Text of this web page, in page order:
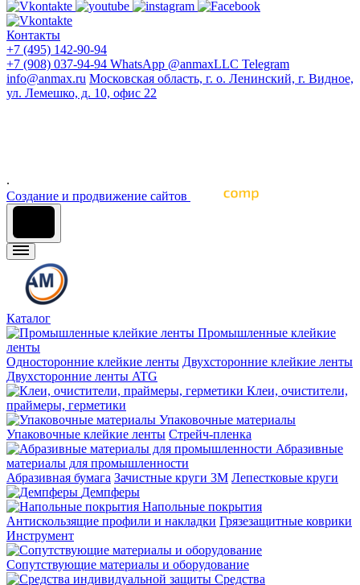
Контакты
+7 (495) 142-90-94
+7 (908) 037-94-94 WhatsApp @anmaxLLC Telegram
info@anmax.ru Московская область, г. о. Ленинский, г. Видное,
ул. Лемешко, д. 10, офис 22
.
Cоздание и продвижение сайтов
Каталог
Промышленные клейкие
ленты
Односторонние клейкие ленты Двухсторонние клейкие ленты
Двухсторонние ленты ATG
Клеи, очистители,
праймеры, герметики
Упаковочные материалы
Упаковочные клейкие ленты Стрейч-пленка
Абразивные
материалы для промышленности
Абразивная бумага Зачистные круги 3М Лепестковые круги
Демпферы
Напольные покрытия
Aнтискользящие профили и накладки Грязезащитные коврики
Инструмент
Сопутствующие материалы и оборудование
Средства